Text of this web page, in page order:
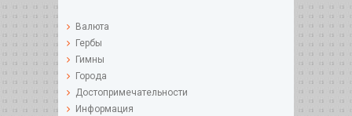
Валюта
Гербы
Гимны
Города
Достопримечательности
Информация